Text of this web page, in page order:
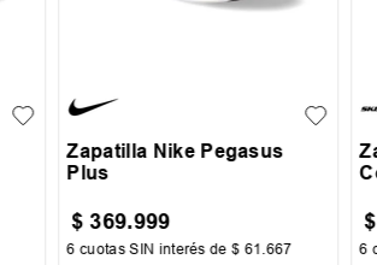
Zapatilla Nike Pegasus
Plus
$ 369.999
6 cuotas SIN interés de$ 61.667
$
6